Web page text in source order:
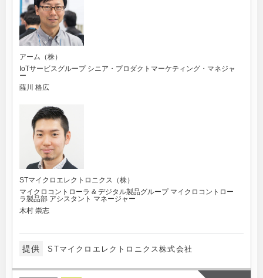
アーム（株）
IoTサービスグループ シニア・プロダクトマーケティング・マネジャ
ー
薩川 格広
STマイクロエレクトロニクス（株）
マイクロコントローラ & デジタル製品グループ マイクロコントロー
ラ製品部 アシスタント マネージャー
木村 崇志
提供 STマイクロエレクトロニクス株式会社